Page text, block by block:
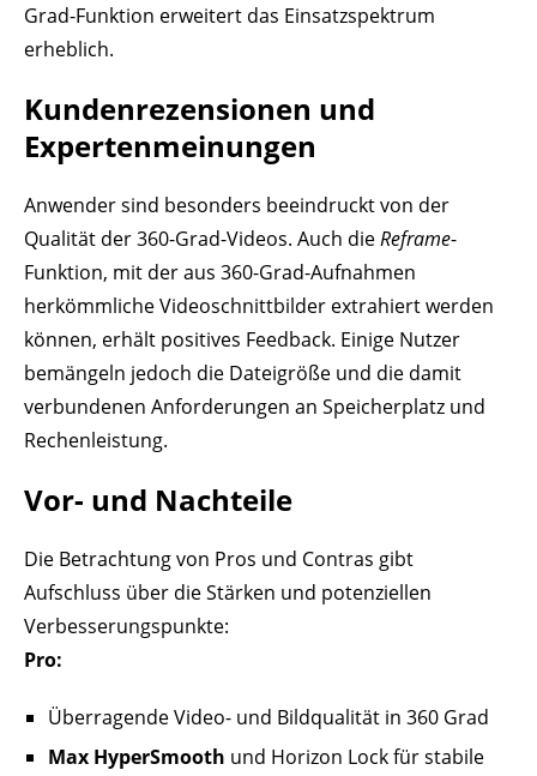
Grad-Funktion erweitert das Einsatzspektrum
erheblich.
Kundenrezensionen und
Expertenmeinungen
Anwender sind besonders beeindruckt von der
Qualität der 360-Grad-Videos. Auch dieReframe-
Funktion, mit der aus 360-Grad-Aufnahmen
herkömmliche Videoschnittbilder extrahiert werden
können, erhält positives Feedback. Einige Nutzer
bemängeln jedoch die Dateigröße und die damit
verbundenen Anforderungen an Speicherplatz und
Rechenleistung.
Vor- und Nachteile
Die Betrachtung von Pros und Contras gibt
Aufschluss über die Stärken und potenziellen
Verbesserungspunkte:
Pro:
Überragende Video- und Bildqualität in 360 Grad
Max HyperSmooth und Horizon Lock für stabile